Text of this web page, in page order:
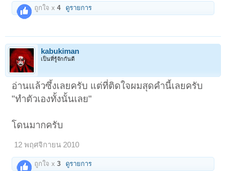
ถูกใจ x4 ดูรายการ
kabukiman
เป็นที่รู้จักกันดี
อ่านแล้วซึ้งเลยครับ แต่ที่ติดใจผมสุดคำนี้เลยครับ
"ทำตัวเองทั้งนั้นเลย"
โดนมากครับ
12 พฤศจิกายน 2010
ถูกใจ x3 ดูรายการ